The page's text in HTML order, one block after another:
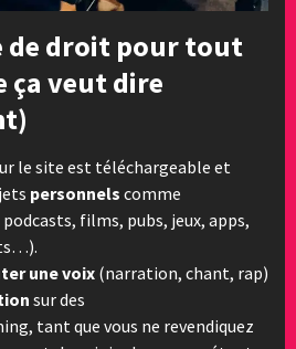
de droit pour tout
ça veut dire
le site est téléchargeable et
personnels comme
podcasts, films, pubs, jeux, apps,
une voix (narration, chant, rap)
sur des
tant que vous ne revendiquez